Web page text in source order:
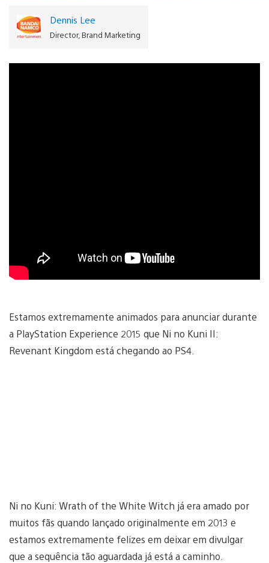
Dennis Lee
Director, Brand Marketing
Estamos extremamente animados para anunciar durante
a PlayStation Experience 2015 que Ni no Kuni II:
Revenant Kingdom está chegando ao PS4.
Ni no Kuni: Wrath of the White Witch já era amado por
muitos fãs quando lançado originalmente em 2013 e
estamos extremamente felizes em deixar em divulgar
que a sequência tão aguardada já está a caminho.